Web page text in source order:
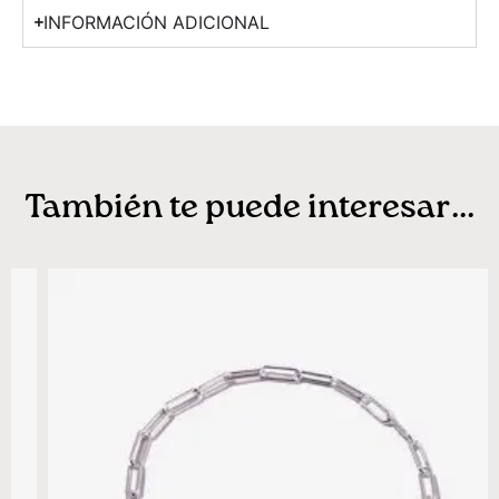
INFORMACIÓN ADICIONAL
También te puede interesar...